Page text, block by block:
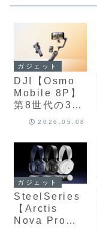
ガジェット
DJI【Osmo
Mobile 8P】
第8世代の3軸
手ブレ補正機
モコン
「Osmo
FrameTap」
、AIトラッキ
ング対応の
「多機能モジ
ュール 2」を
組み合わせる
2026.05.08
ガジェット
SteelSeries
【Arctis
Nova Pro